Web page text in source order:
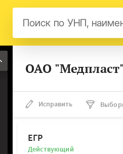
ОАО
Исправить
ЕГР
Действующий